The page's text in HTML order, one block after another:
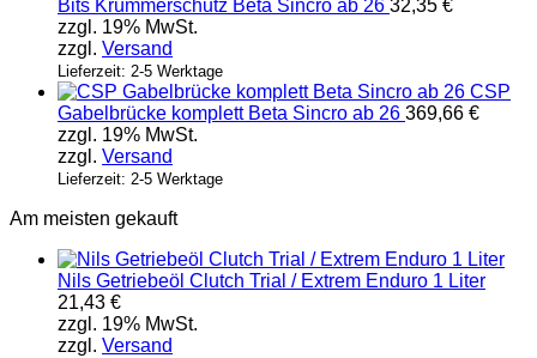
Bits Krümmerschutz Beta Sincro ab 26 32,35 €
zzgl. 19% MwSt.
zzgl. Versand
Lieferzeit: 2-5 Werktage
CSP
Gabelbrücke komplett Beta Sincro ab 26 369,66 €
zzgl. 19% MwSt.
zzgl. Versand
Lieferzeit: 2-5 Werktage
Am meisten gekauft
Nils Getriebeöl Clutch Trial / Extrem Enduro 1 Liter
21,43 €
zzgl. 19% MwSt.
zzgl. Versand